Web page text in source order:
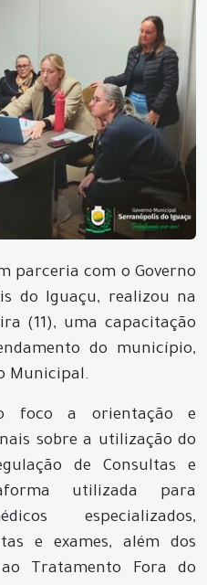
parceria com o Governo
do Iguaçu, realizou na
(11), uma capacitação
do município,
Municipal.
foco a orientação e
sobre a utilização do
de Consultas e
utilizada para
especializados,
e exames, além dos
ao Tratamento Fora do